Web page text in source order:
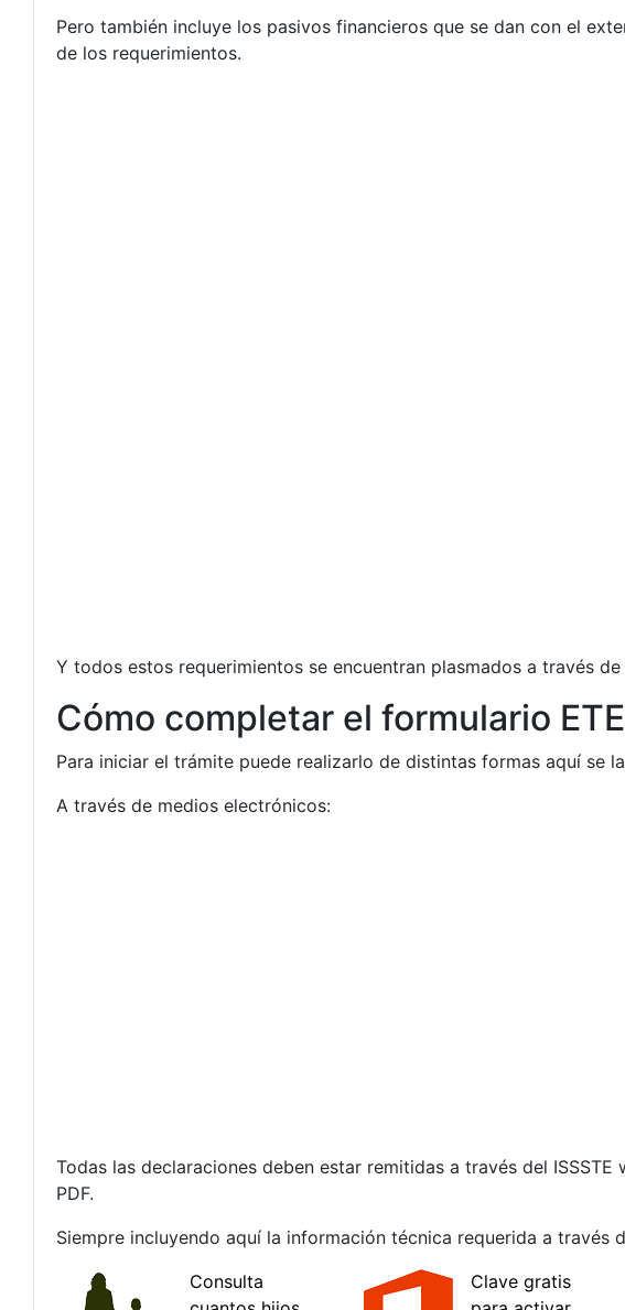
Pero también incluye los pasivos financieros que se dan con el
de los requerimientos.
Y todos estos requerimientos se encuentran plasmados a través
Cómo completar el formulario ETE
Para iniciar el trámite puede realizarlo de distintas formas aquí se
A través de medios electrónicos:
Todas las declaraciones deben estar remitidas a través del
PDF.
Siempre incluyendo aquí la información técnica requerida a través